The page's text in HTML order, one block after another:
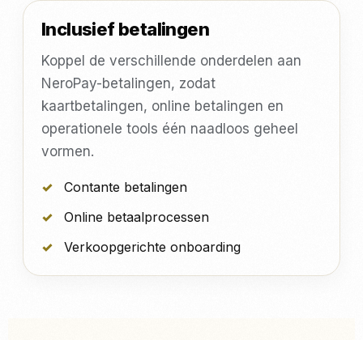
Inclusief betalingen
Koppel de verschillende onderdelen aan
NeroPay-betalingen, zodat
kaartbetalingen, online betalingen en
operationele tools één naadloos geheel
vormen.
Contante betalingen
Online betaalprocessen
Verkoopgerichte onboarding